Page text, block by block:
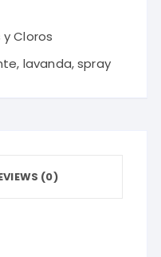
Cloros
, lavanda,spray
(0)